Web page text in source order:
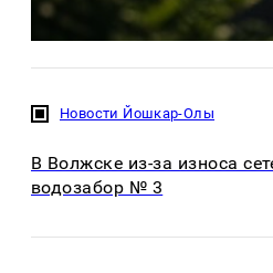
Новости Йошкар-Олы
В Волжске из-за износа
водозабор № 3